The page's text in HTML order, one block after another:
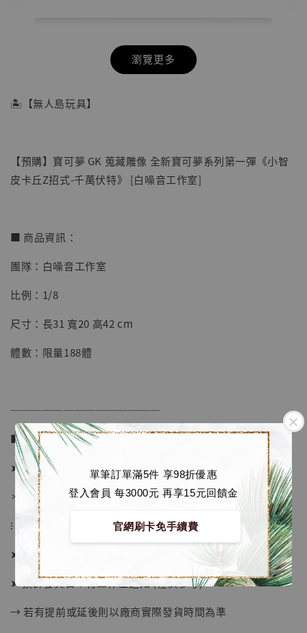
單筆訂單滿5件 享98折優惠
登入會員 每3000元 再享15元回饋金
官網刷卡免手續費
【店內現貨】七龍珠 系列蒐藏雕像 悟空 鳥山
明紀念款 [奇蹟工作室]
NT$ 5,580
加購優惠【海賊王 布魯克達摩 [7STARS Studio]】
瀏覽更多
🏝【無人島玩具】
【預購】寶可夢 GK 蒐藏雕像 全新寶可夢系列第一彈《小智
皮卡丘Z招式-千萬伏特》 [白噪音工作室]
■ 商品資訊：
團隊：白噪音工作室
比例：1/8
尺寸：長31 寬20 高42 cm
體數：限量188體
──────────────
■ 販售資訊：
➤ 價格 7880元 (訂金3280)
＊ 國際運費另計
⁝
➤ 預購截止日：待工作室通知
➤ 預計發貨日：待工作室通知 (僅供參考)
→ 若有提前或延後則以廠商實際發貨時間為準